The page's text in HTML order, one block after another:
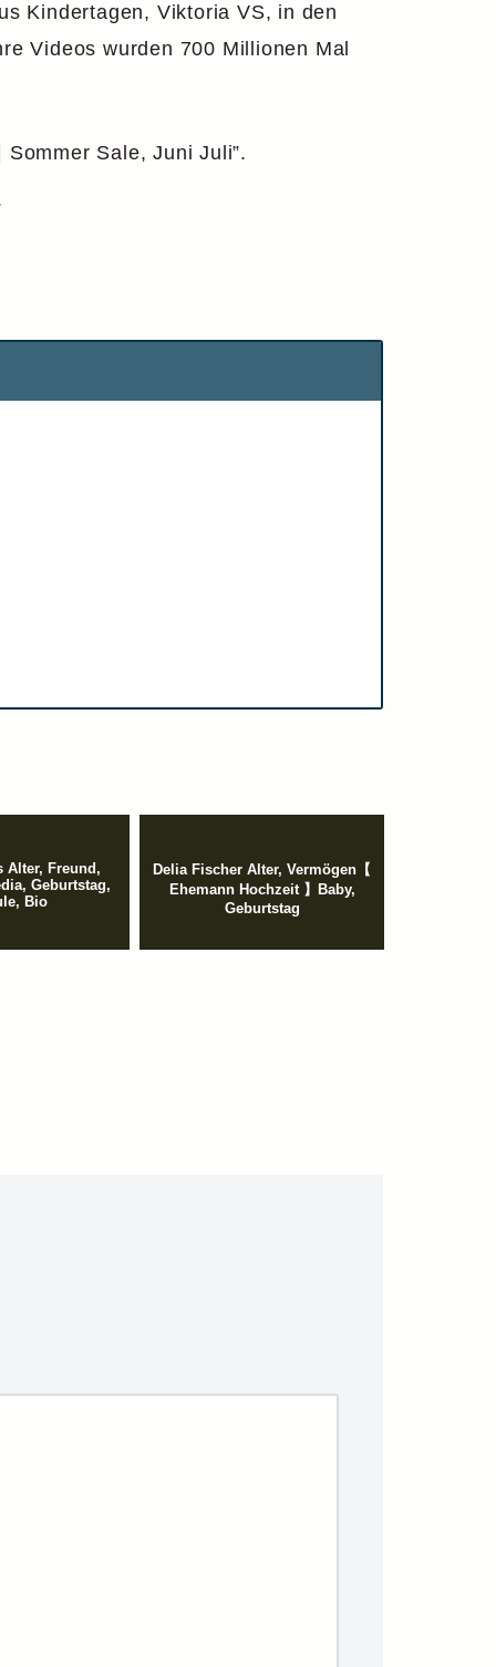
Kindertagen, Viktoria VS, in den
Videos wurden 700 Millionen Mal
Sale, Juni Juli”.
Alter, Freund,
Geburtstag,
Bio
Delia Fischer Alter, Vermögen【
Ehemann Hochzeit 】Baby,
Geburtstag